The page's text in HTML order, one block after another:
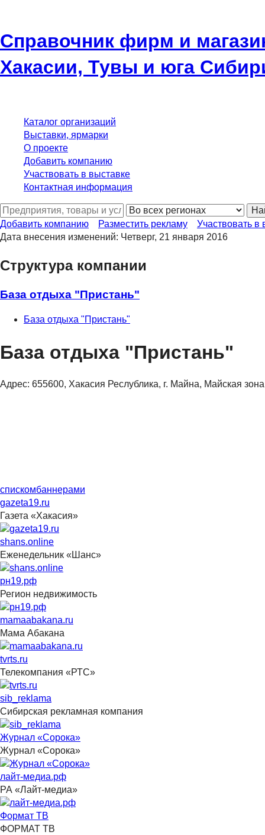
Справочник фирм и
Хакасии, Тувы и юга
Каталог организаций
Выставки, ярмарки
О проекте
Добавить компанию
Участвовать в выставке
Контактная информация
Добавить компанию
Разместить рекламу
Участвовать в
Дата внесения изменений: Четверг, 21 января 2016
Структура компании
База отдыха "Пристань"
База отдыха "Пристань"
База отдыха "Пристань"
Адрес: 655600, Хакасия Реслублика, г. Майна, Майская
спискомбаннерами
gazeta19.ru
Газета «Хакасия»
shans.online
Еженедельник «Шанс»
рн19.рф
Регион недвижимость
mamaabakana.ru
Мама Абакана
tvrts.ru
Телекомпания «РТС»
sib_reklama
Сибирская рекламная компания
Журнал «Сорока»
Журнал «Сорока»
лайт-медиа.рф
РА «Лайт-медиа»
Формат ТВ
ФОРМАТ ТВ